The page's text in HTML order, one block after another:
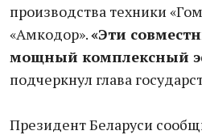
производства техники
«Амкодор».«Эти
мощный комплексный
подчеркнул глава
Президент Беларуси